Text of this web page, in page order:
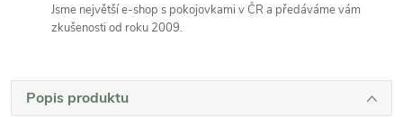
Jsme největší e-shop s pokojovkami v ČR a předáváme vám
zkušenosti od roku 2009.
Popis produktu